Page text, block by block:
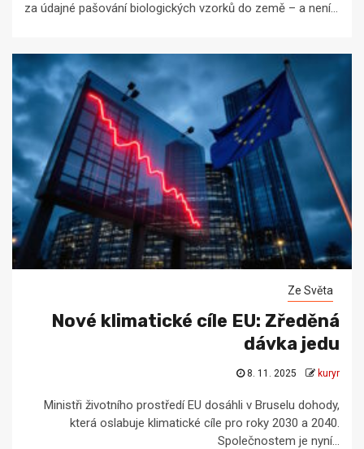
za údajné pašování biologických vzorků do země – a není...
Ze Světa
Nové klimatické cíle EU: Zředěná
dávka jedu
8. 11. 2025 kuryr
Ministři životního prostředí EU dosáhli v Bruselu dohody,
která oslabuje klimatické cíle pro roky 2030 a 2040.
Společnostem je nyní...